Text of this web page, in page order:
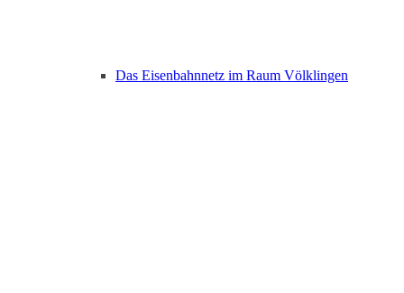
Das Eisenbahnnetz im Raum Völklingen